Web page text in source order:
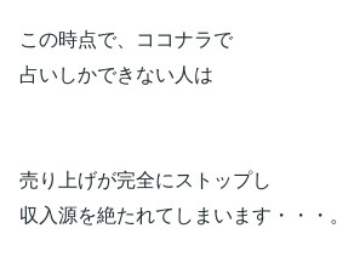
この時点で、ココナラで
占いしかできない人は
売り上げが完全にストップし
収入源を絶たれてしまいます・・・。